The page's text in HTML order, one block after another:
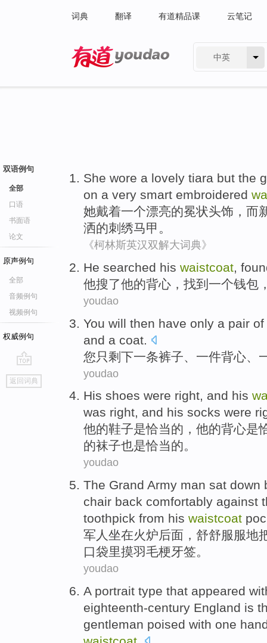
词典 翻译 有道精品课 云笔记
中英
双语例句
全部
口语
书面语
论文
原声例句
全部
音频例句
视频例句
权威例句
go
top
返回词典
She wore a lovely tiara but the
on a very smart embroidered
她戴着一个漂亮的冕状头饰， 而
洒的刺绣马甲 。
《柯林斯英汉双解大词典》
He searched his waistcoat,
他搜了他的背心 ， 找到 一个钱包
youdao
You will then have only a pair
and a coat
您 只 剩下一条裤子 、一件背心 、
youdao
His shoes were right, and his
was right, and his socks were
他的鞋子是恰当的，他的背心是
的袜子也是恰当的。
youdao
The Grand Army man sat down
chair back comfortably against
toothpick from his waistcoat
军人 坐在火炉后面 ， 舒舒服服地
口袋里摸羽毛梗牙签。
youdao
A portrait type that appeared
eighteenth-century England is
gentleman poised with one